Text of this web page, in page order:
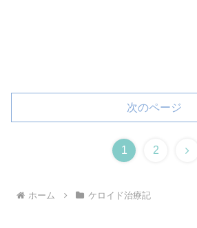
次のページ
1 2
ホーム ケロイド治療記